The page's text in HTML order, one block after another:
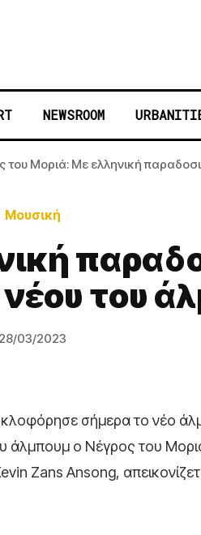
NEWSROOM
του Μοριά: Με ελληνική
Μουσική
του
28/03/2023
σήμερα το νέο
άλμπουμ ο Νέγρος του
Zans Ansong,